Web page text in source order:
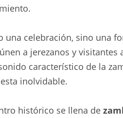
una celebración, sino una
a jerezanos y
característico de la
inolvidable.
histórico se llena de